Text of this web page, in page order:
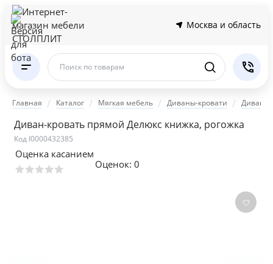
Москва и область
Поиск по товарам
Главная Каталог Мягкая мебель Диваны-кровати Диваны
Диван-кровать прямой Делюкс книжка, рогожка
Код I0000432385
Оценка касанием
Оценок: 0